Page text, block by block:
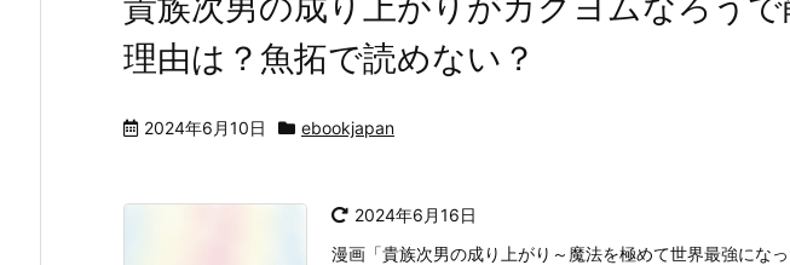
理由は？魚拓で読めない？
2024年6月10日 ebookjapan
2024年6月16日
漫画「貴族次男の成り上がり～魔法を極めて世界最強になっ